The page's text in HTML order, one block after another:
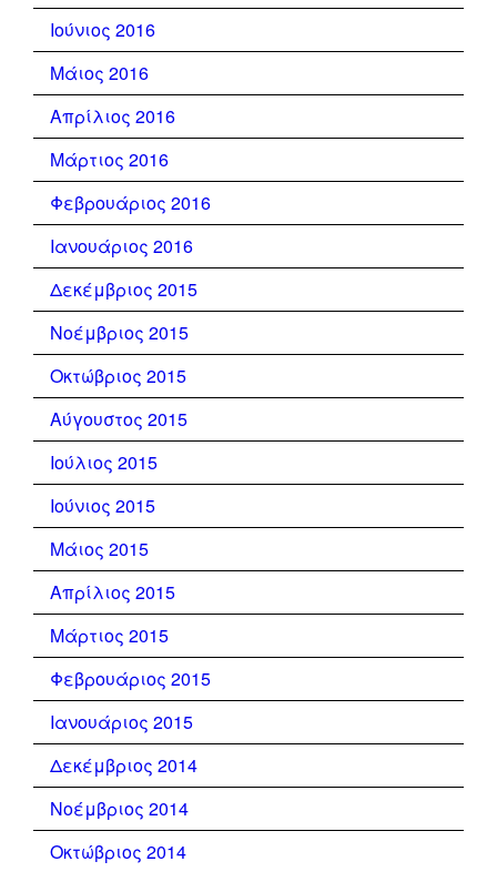
Ιούνιος 2016
Μάιος 2016
Απρίλιος 2016
Μάρτιος 2016
Φεβρουάριος 2016
Ιανουάριος 2016
Δεκέμβριος 2015
Νοέμβριος 2015
Οκτώβριος 2015
Αύγουστος 2015
Ιούλιος 2015
Ιούνιος 2015
Μάιος 2015
Απρίλιος 2015
Μάρτιος 2015
Φεβρουάριος 2015
Ιανουάριος 2015
Δεκέμβριος 2014
Νοέμβριος 2014
Οκτώβριος 2014